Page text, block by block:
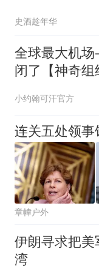
史酒趁年华
全球最大机
闭了【神奇组
小约翰可汗官方
章幃户外
伊朗寻求把
湾